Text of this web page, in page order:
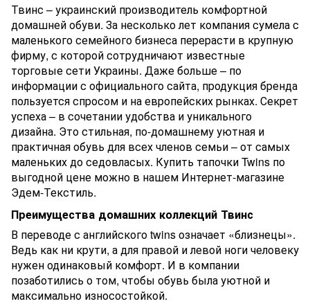
Твинс – украинский производитель комфортной
домашней обуви. За несколько лет компания сумела с
маленького семейного бизнеса перерасти в крупную
фирму, с которой сотрудничают известные
торговые сети Украины. Даже больше – по
информации с официального сайта, продукция бренда
пользуется спросом и на европейских рынках. Секрет
успеха – в сочетании удобства и уникального
дизайна. Это стильная, по-домашнему уютная и
практичная обувь для всех членов семьи – от самых
маленьких до седовласых. Купить тапочки Twins по
выгодной цене можно в нашем Интернет-магазине
Эдем-Текстиль.
Преимущества домашних коллекций Твинс
В переводе с английского twins означает «близнецы».
Ведь как ни крути, а для правой и левой ноги человеку
нужен одинаковый комфорт. И в компании
позаботились о том, чтобы обувь была уютной и
максимально износостойкой.